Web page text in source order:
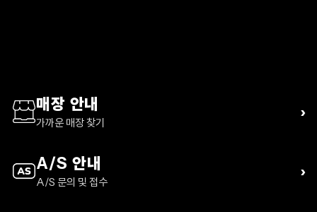
매장 안내
가까운 매장 찾기
›
A/S 안내
A/S 문의 및 접수
›